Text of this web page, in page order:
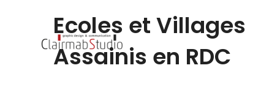
Ecoles et Villages
Assainis en RDC